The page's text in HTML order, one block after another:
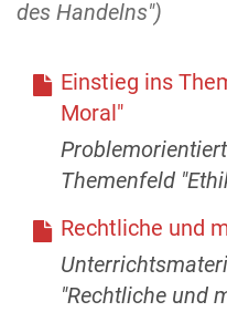
des Handelns")
Einstieg ins
Moral"
Themenfeld
Rechtliche und
"Rechtliche und